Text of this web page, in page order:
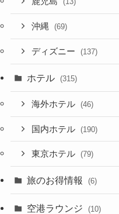
沖縄 (69)
ディズニー (137)
ホテル (315)
海外ホテル (46)
国内ホテル (190)
東京ホテル (79)
旅のお得情報 (6)
空港ラウンジ (10)